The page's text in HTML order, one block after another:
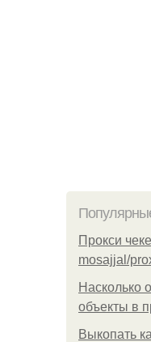
Прокси
mosajjal/
Насколько
объекты в
Выкопать